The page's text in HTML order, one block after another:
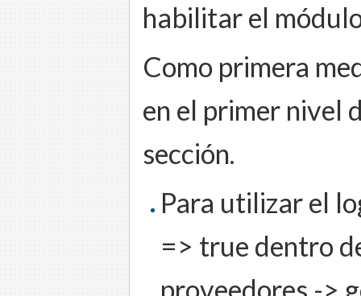
habilitar el
Como primera
en el primer nivel
sección.
Para utilizar el
=> true dentro
proveedores ->